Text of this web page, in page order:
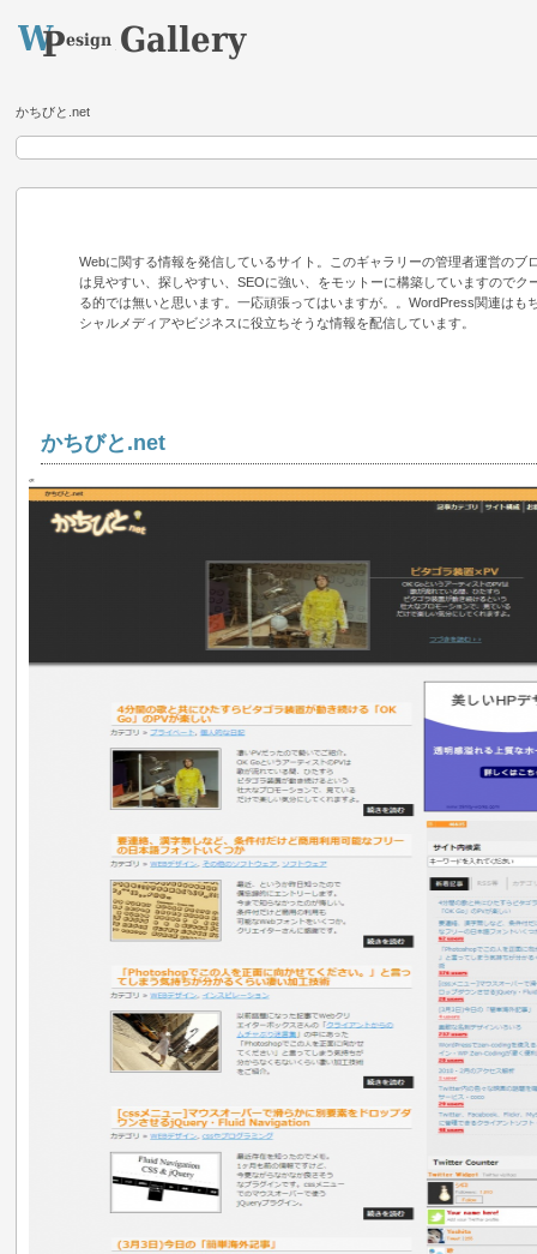
かちびと.net
Webに関する情報を発信しているサイト。このギャラリーの管理者運営のブ
は見やすい、探しやすい、SEOに強い、をモットーに構築していますのでク
る的では無いと思います。一応頑張ってはいますが。。WordPress関連はも
シャルメディアやビジネスに役立ちそうな情報を配信しています。
かちびと.net